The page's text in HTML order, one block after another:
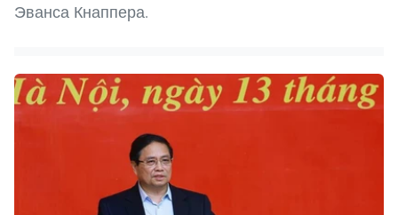
Эванса Кнаппера.